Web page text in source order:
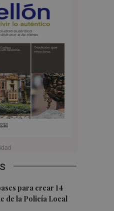
para crear 14
de la Policía Local